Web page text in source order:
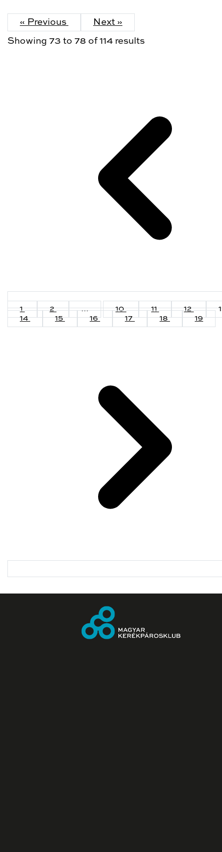
« Previous Next »
Showing 73 to 78 of 114 results
1 2 ... 10 11 12
14
15 16 17 18 19